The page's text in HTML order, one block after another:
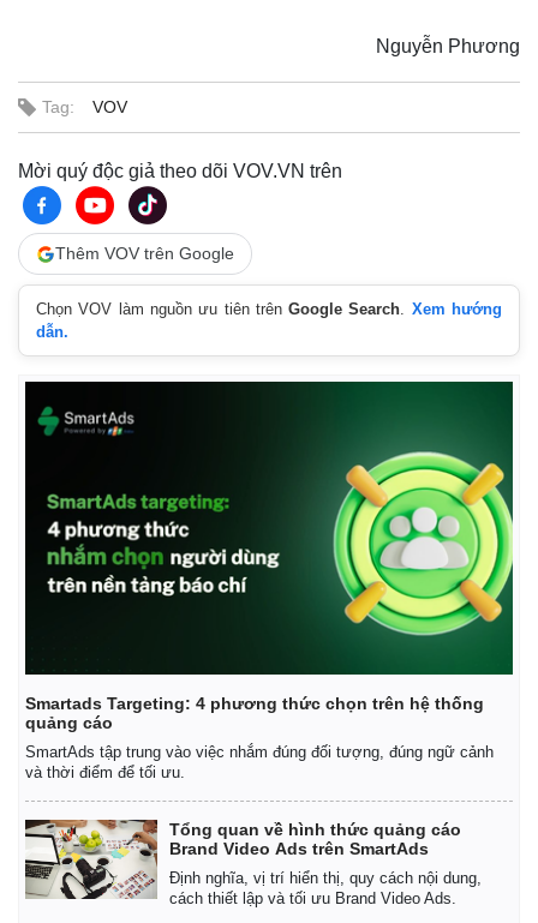
Nguyễn Phương
Tag: VOV
Mời quý độc giả theo dõi VOV.VN trên
Thêm VOV trên Google
Chọn VOV làm nguồn ưu tiên trênGoogle Search. Xem hướng
dẫn.
Smartads Targeting: 4 phương thức chọn trên hệ thống
quảng cáo
SmartAds tập trung vào việc nhắm đúng đối tượng, đúng ngữ cảnh
và thời điểm để tối ưu.
Tổng quan về hình thức quảng cáo
Brand Video Ads trên SmartAds
Định nghĩa, vị trí hiển thị, quy cách nội dung,
cách thiết lập và tối ưu Brand Video Ads.